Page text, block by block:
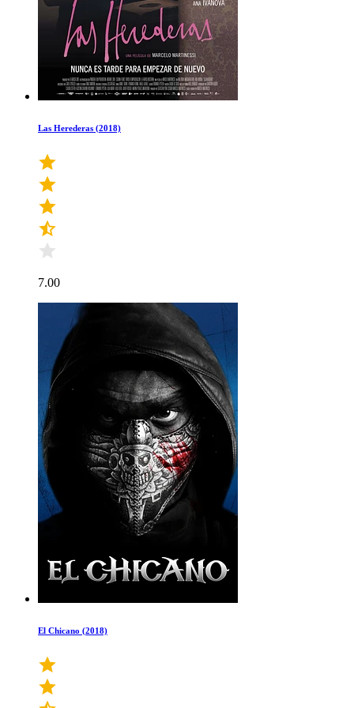
Las Herederas (2018)
7.00
El Chicano (2018)